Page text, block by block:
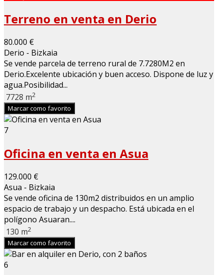
Terreno en venta en Derio
80.000 €
Derio - Bizkaia
Se vende parcela de terreno rural de 7.7280M2 en
Derio.Excelente ubicación y buen acceso. Dispone de luz y
agua.Posibilidad...
7728 m2
Marcar como favorito
7
Oficina en venta en Asua
129.000 €
Asua - Bizkaia
Se vende oficina de 130m2 distribuidos en un amplio
espacio de trabajo y un despacho. Está ubicada en el
polígono Asuaran....
130 m2
Marcar como favorito
6